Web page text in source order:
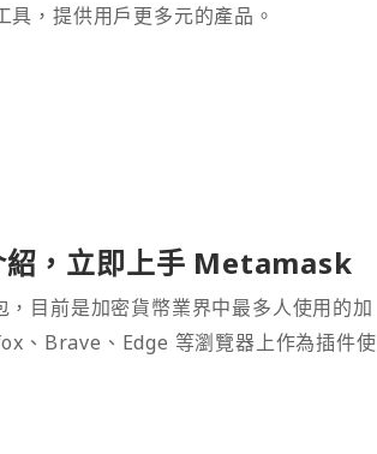
，提供用戶更多元的產品。
，立即上手 Metamask
目前是加密貨幣業界中最多人使用的加
、Brave、Edge 等瀏覽器上作為插件使